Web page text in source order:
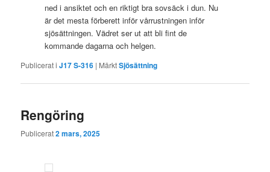
ned i ansiktet och en riktigt bra sovsäck i dun. Nu
är det mesta förberett inför vårrustningen inför
sjösättningen. Vädret ser ut att bli fint de
kommande dagarna och helgen.
Publicerat i J17 S-316 | MärktSjösättning
Rengöring
Publicerat2 mars, 2025